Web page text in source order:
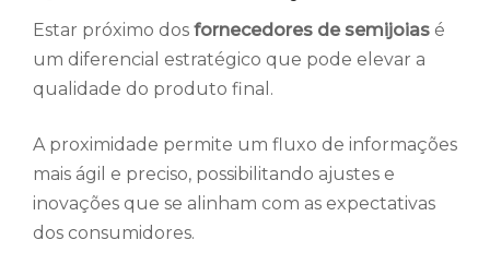
Estar próximo dos fornecedores de semijoias é
um diferencial estratégico que pode elevar a
qualidade do produto final.
A proximidade permite um fluxo de informações
mais ágil e preciso, possibilitando ajustes e
inovações que se alinham com as expectativas
dos consumidores.